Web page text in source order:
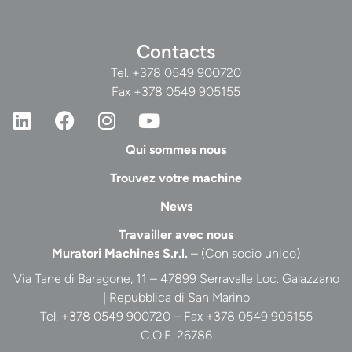
Muratori Machines S.r.l. – (Con socio unico)
Via Tane di Baragone, 11 – 47899 Serravalle Loc. Galazzano
| Repubblica di San Marino
Tel. +378 0549 900720 – Fax +378 0549 905155
C.O.E. 26786
Qui sommes nous
Trouvez votre machine
News
Travailler avec nous
Contacts
Tel. +378 0549 900720
Fax +378 0549 905155